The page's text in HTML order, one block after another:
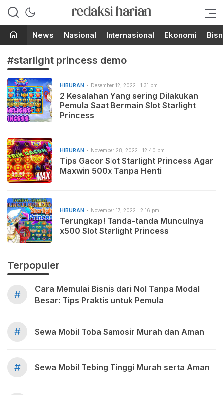
RedaksiHarian.com
Berita Terupdate dari Redaksi
News Nasional Internasional Ekonomi
#starlight princess demo
HIBURAN Desember 12, 2022 | 1:31 pm
2 Kesalahan Yang sering Dilakukan
Pemula Saat Bermain Slot Starlight
Princess
HIBURAN November 28, 2022 | 12:40 pm
Tips Gacor Slot Starlight Princess Agar
Maxwin 500x Tanpa Henti
HIBURAN November 17, 2022 | 2:16 pm
Terungkap! Tanda-tanda Munculnya
x500 Slot Starlight Princess
Terpopuler
#
Cara Memulai Bisnis dari Nol Tanpa Modal
Besar: Tips Praktis untuk Pemula
# Sewa Mobil Toba Samosir Murah dan Aman
# Sewa Mobil Tebing Tinggi Murah serta Aman